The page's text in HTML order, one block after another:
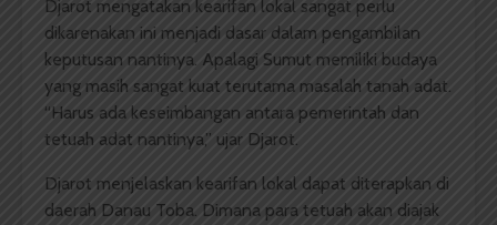
Djarot mengatakan kearifan lokal sangat perlu
dikarenakan ini menjadi dasar dalam pengambilan
keputusan nantinya. Apalagi Sumut memiliki budaya
yang masih sangat kuat terutama masalah tanah adat.
“Harus ada keseimbangan antara pemerintah dan
tetuah adat nantinya,” ujar Djarot.
Djarot menjelaskan kearifan lokal dapat diterapkan di
daerah Danau Toba. Dimana para tetuah akan diajak